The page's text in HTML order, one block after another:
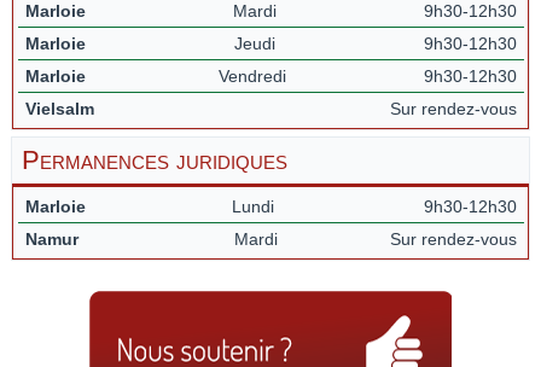
Marloie Mardi
9h30-12h30
Marloie
Jeudi
9h30-12h30
Marloie
Vendredi
9h30-12h30
Vielsalm
Sur rendez-vous
Permanences juridiques
Marloie Lundi
9h30-12h30
Namur
Mardi Sur rendez-vous